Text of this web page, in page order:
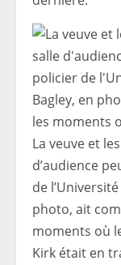
La veuve et
d’audience
de
photo, ait
moments où
Kirk était en